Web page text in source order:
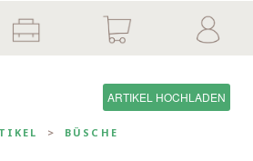
ARTIKEL HOCHLADEN
BÜSCHE